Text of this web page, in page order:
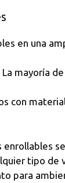
en una
La mayoría
con
tipo de
para